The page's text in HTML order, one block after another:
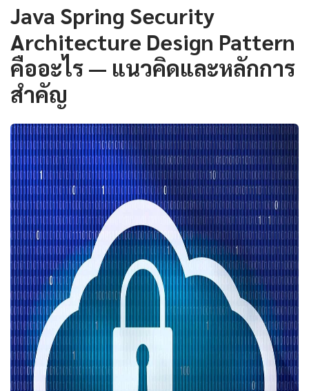
Java Spring Security
Architecture Design Pattern
คืออะไร — แนวคิดและหลักการ
สำคัญ